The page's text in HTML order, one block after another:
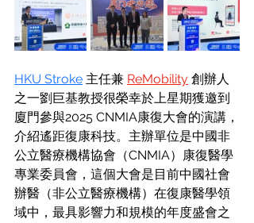
HKU Stroke 主任兼 ReMobility 創辦人
之一劉巨基教授很榮幸於上星期獲邀到
廈門參與2025 CNMIA康復大會的演講，
介紹遙距復康科技。主辦單位是中國非
公立醫療機構協會（CNMIA）康復醫學
專業委員會，這個大會是目前中國社會
辦醫（非公立醫療機構）在復康醫學領
域中，最具影響力和規模的年度盛會之